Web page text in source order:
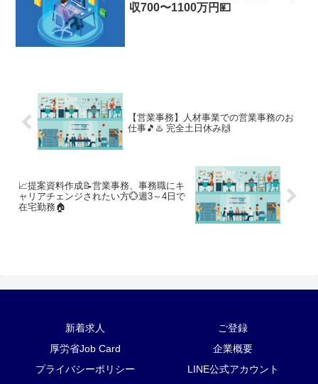
収700〜1100万円💴
【営業事務】人材事業での営業事務のお
仕事🎵♨️ 完全土日休み🙌
📈提案資料作成📝営業事務、事務職にキ
ャリアチェンジされたい方💮週3～4日で
在宅勤務🏠
新着求人
ご登録
厚労省Job Card
企業概要
プライバシーポリシー
LINE公式アカウント